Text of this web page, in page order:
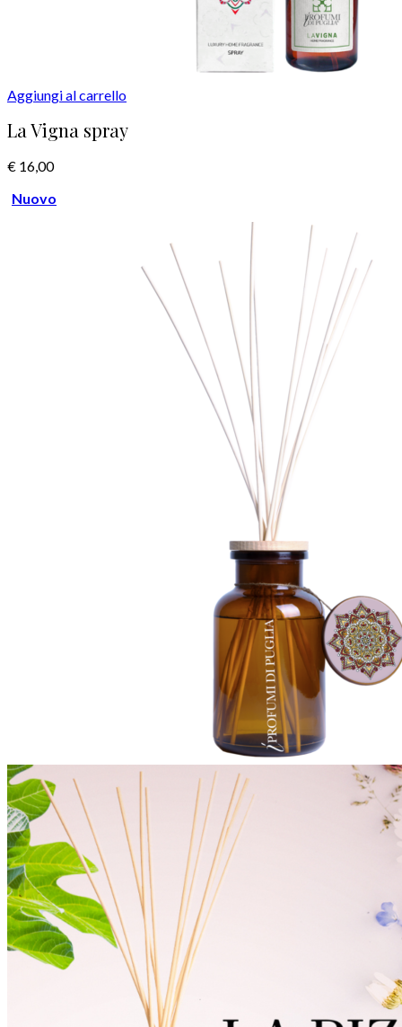
Aggiungi al carrello
La Vigna spray
€ 16,00
Nuovo